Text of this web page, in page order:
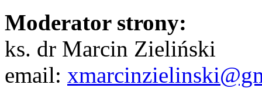
Moderator strony:
ks. dr Marcin Zieliński
email: